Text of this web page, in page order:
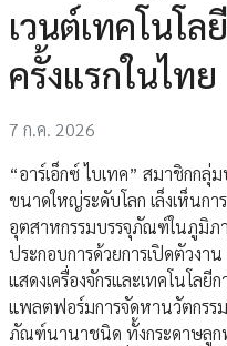
เวนต์เทคโนโ
ครั้งแรกในไทย
7 ก.ค. 2026
“อาร์เอ็กซ์ ไบเทค” สมาชิกกลุ่
ขนาดใหญ่ระดับโลก เล็งเห็นกา
อุตสาหกรรมบรรจุภัณฑ์ในภูมิ
ประกอบการด้วยการเปิดตัวงา
แสดงเครื่องจักรและเทคโนโล
แพลตฟอร์มการจัดหานวัตกรรม
ภัณฑ์นานาชนิด ทั้งกระดาษลูก